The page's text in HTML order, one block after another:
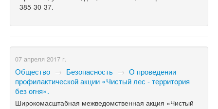
385-30-37.
07 апреля 2017 г.
Общество → Безопасность → О проведении
профилактической акции «Чистый лес - территория
без огня».
Широкомасштабная межведомственная акция «Чистый